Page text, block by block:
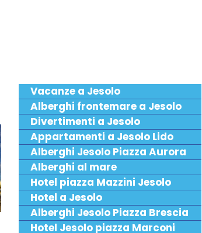
Vacanze a Jesolo
Alberghi frontemare a Jesolo
Divertimenti a Jesolo
Appartamenti a Jesolo Lido
Alberghi Jesolo Piazza Aurora
Alberghi al mare
Hotel piazza Mazzini Jesolo
Hotel a Jesolo
Alberghi Jesolo Piazza Brescia
Hotel Jesolo piazza Marconi